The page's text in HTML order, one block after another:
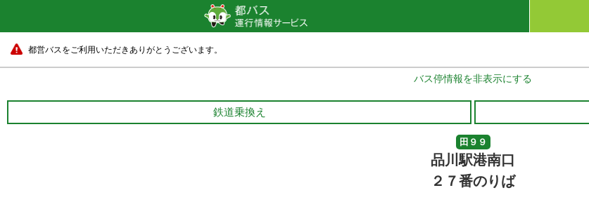
都営バスをご利用いただきありがとうございます。
バス停情報を非表示にする
鉄道乗換え
田９９
品川駅港南口
２７番のりば